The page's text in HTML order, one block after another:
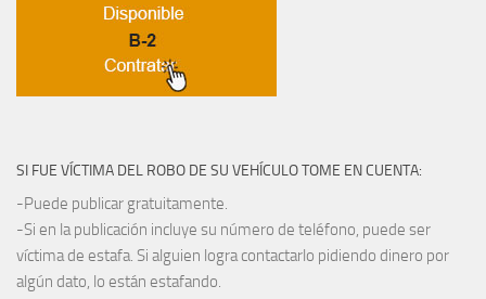
SI FUE VÍCTIMA DEL ROBO DE SU VEHÍCULO TOME EN CUENTA:
-Puede publicar gratuitamente.
-Si en la publicación incluye su número de teléfono, puede ser
víctima de estafa. Si alguien logra contactarlo pidiendo dinero por
algún dato, lo están estafando.